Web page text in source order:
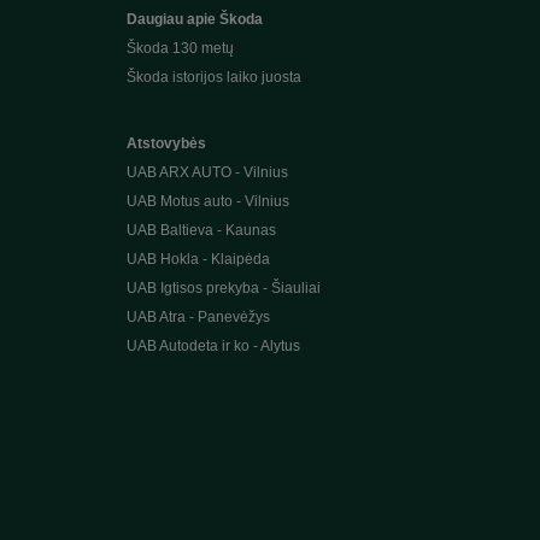
Daugiau apie Škoda
Škoda 130 metų
Škoda istorijos laiko juosta
Atstovybės
UAB ARX AUTO - Vilnius
UAB Motus auto - Vilnius
UAB Baltieva - Kaunas
UAB Hokla - Klaipėda
UAB Igtisos prekyba - Šiauliai
UAB Atra - Panevėžys
UAB Autodeta ir ko - Alytus